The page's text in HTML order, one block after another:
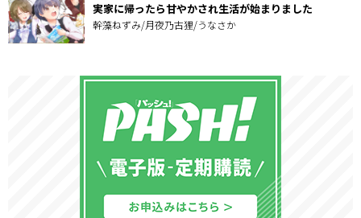
実家に帰ったら甘やかされ生活が始まりました
幹藻ねずみ/月夜乃古狸/うなさか